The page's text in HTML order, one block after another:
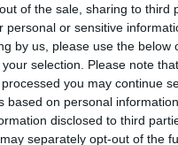
of the sale, sharing to third
personal or sensitive
by us, please use the below
selection. Please note
you may continue
based on personal
disclosed to third
separately opt-out of the